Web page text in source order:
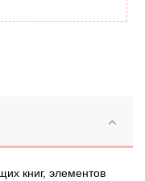
книг, элементов